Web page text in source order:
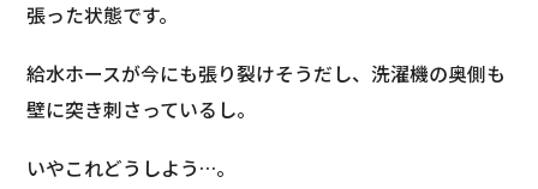
張った状態です。
給水ホースが今にも張り裂けそうだし、洗濯機の奥側も
壁に突き刺さっているし。
いやこれどうしよう…。